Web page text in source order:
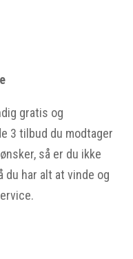
gratis og
3 tilbud du modtager
så er du ikke
har alt at vinde og